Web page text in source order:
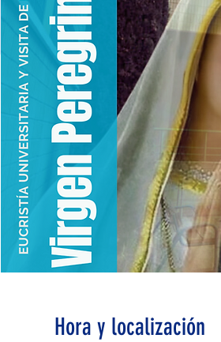
Hora y localización